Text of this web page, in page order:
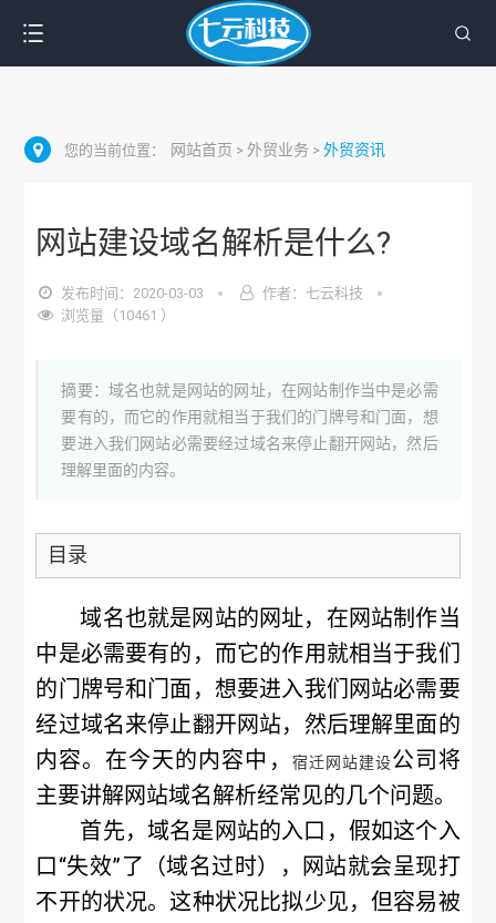
您的当前位置： 网站首页 > 外贸业务 >外贸资讯
网站建设域名解析是什么?
发布时间：2020-03-03
作者：七云科技
浏览量（10461 ）
摘要：域名也就是网站的网址，在网站制作当中是必需
要有的，而它的作用就相当于我们的门牌号和门面，想
要进入我们网站必需要经过域名来停止翻开网站，然后
理解里面的内容。
目录
域名也就是网站的网址，在网站制作当
中是必需要有的，而它的作用就相当于我们
的门牌号和门面，想要进入我们网站必需要
经过域名来停止翻开网站，然后理解里面的
内容。在今天的内容中，
宿迁网站建设公司 将
主要讲解网站域名解析经常见的几个问题。
首先，域名是网站的入口，假如这个入
口“失效”了（域名过时），网站就会呈现打
不开的状况。这种状况比拟少见，但容易被